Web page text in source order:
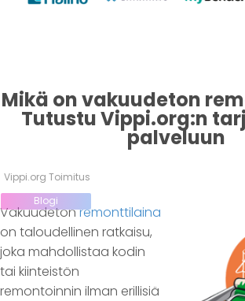
Mikä on vakuudeton
Tutustu Vippi.org:n
palveluun
Vippi.org Toimitus
Blogi
Vakuudetonremonttilaina
on taloudellinen ratkaisu,
joka mahdollistaa kodin
tai kiinteistön
remontoinnin ilman erillisiä